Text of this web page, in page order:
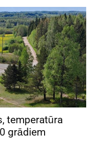
temperatūra
grādiem